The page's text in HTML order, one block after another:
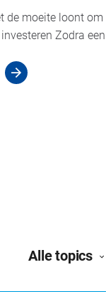
de moeite loont om
Zodra
Alle topics